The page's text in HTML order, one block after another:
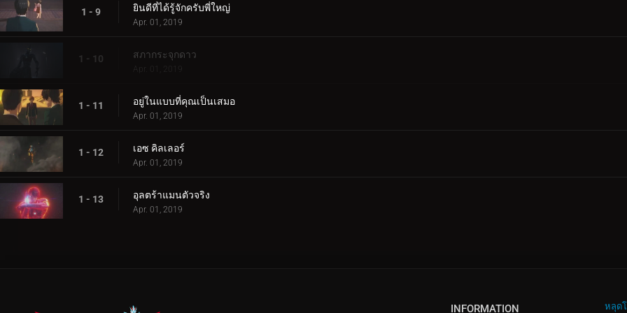
1 - 9 ยินดีที่ได้รู้จักครับพี่ใหญ่
Apr. 01, 2019
1 - 10 สภากระจุกดาว
Apr. 01, 2019
1 - 11 อยู่ในแบบที่คุณเป็นเสมอ
Apr. 01, 2019
1 - 12 เอซ คิลเลอร์
Apr. 01, 2019
1 - 13 อุลตร้าแมนตัวจริง
Apr. 01, 2019
INFORMATION หลุด